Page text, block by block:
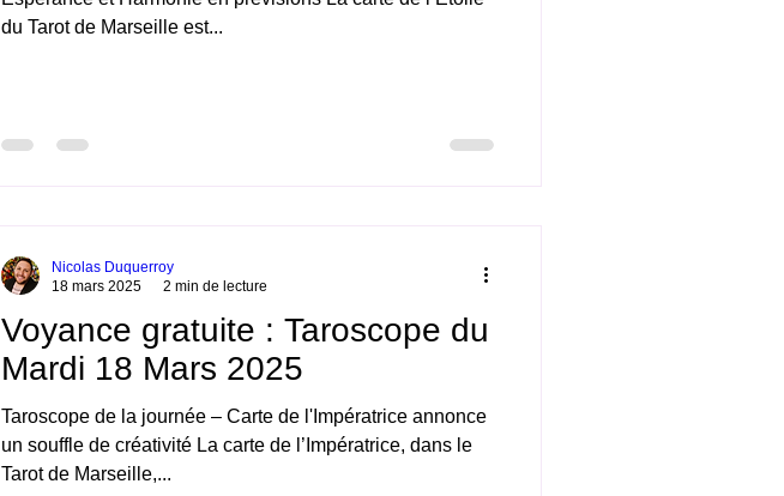
du Tarot de Marseille est...
Voyance gratuite : Taroscope du
Mardi 18 Mars 2025
Taroscope de la journée – Carte de l'Impératrice annonce
un souffle de créativité La carte de l’Impératrice, dans le
Tarot de Marseille,...
Nicolas Duquerroy
18 mars 2025
2 min de lecture